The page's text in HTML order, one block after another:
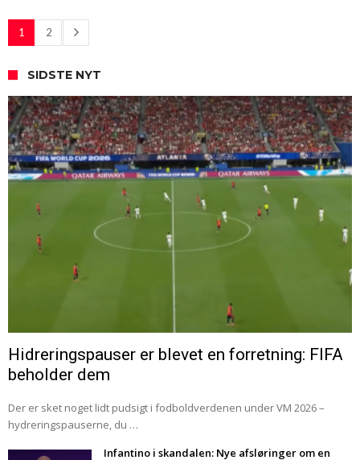
1 2
SIDSTE NYT
Hidreringspauser er blevet en forretning: FIFA
beholder dem
Der er sket noget lidt pudsigt i fodboldverdenen under VM 2026 –
hydreringspauserne, du …
Infantino i skandalen: Nye afsløringer om en